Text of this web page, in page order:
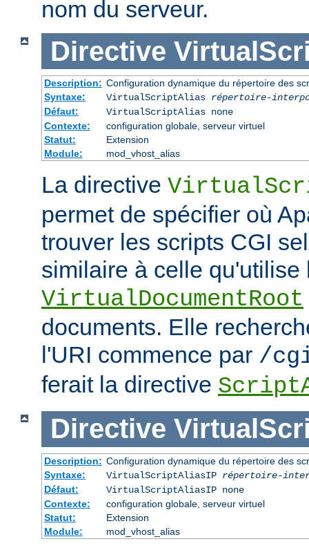
nom du serveur.
Directive
Description: Configuration dynamique du répertoire des
Syntaxe:
VirtualScriptAlias répertoire-
Défaut:
VirtualScriptAlias none
Contexte:
configuration globale, serveur virtuel
Statut:
Extension
Module:
mod_vhost_alias
La directive
permet de spécifier où
trouver les scripts CGI
similaire à celle qu'utilise
VirtualDocumentRoot
documents. Elle
l'URI commence par /
ferait la directive
Directive
Description: Configuration dynamique du répertoire des
Syntaxe:
VirtualScriptAliasIP répertoire-
Défaut:
VirtualScriptAliasIP none
Contexte:
configuration globale, serveur virtuel
Statut:
Extension
Module:
mod_vhost_alias